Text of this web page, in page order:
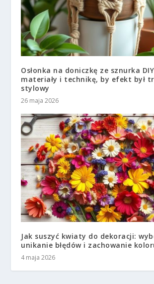
Osłonka na doniczkę ze sznurka
materiały i technikę, by efekt był
stylowy
26 maja 2026
Jak suszyć kwiaty do dekoracji:
unikanie błędów i zachowanie
4 maja 2026